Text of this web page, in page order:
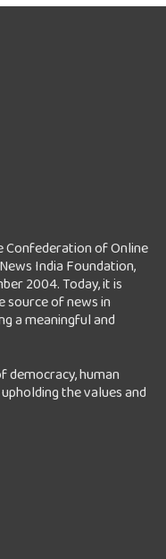
Confederation of Online
India Foundation,
2004. Today, it is
source of news in
a meaningful and
democracy, human
the values and